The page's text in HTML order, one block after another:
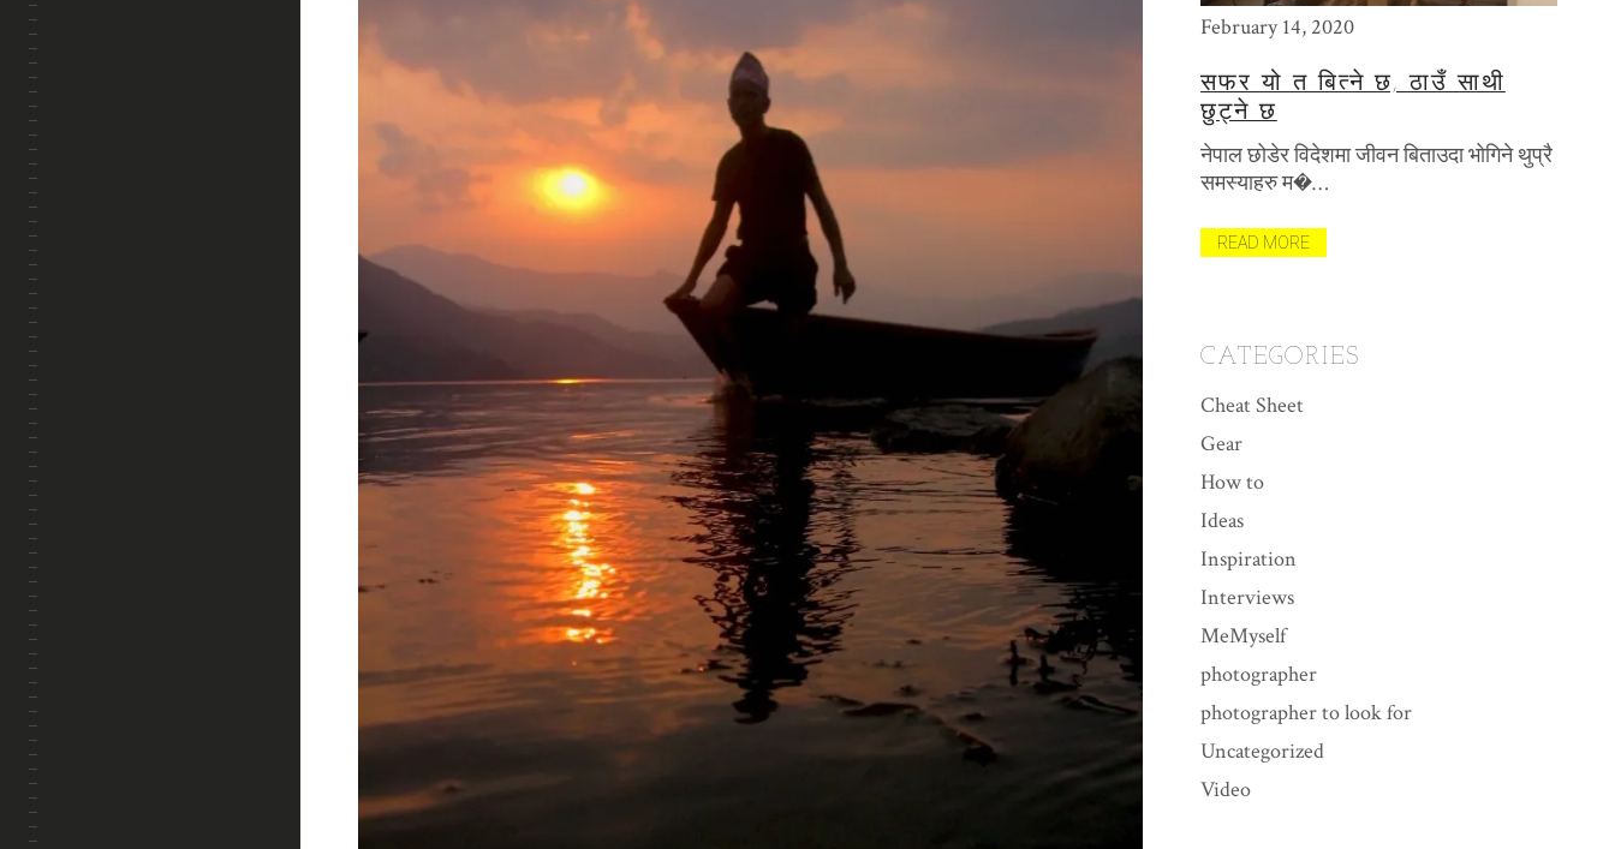
February 14, 2020
सफर यो त बित्ने छ, ठाउँ साथी
छुट्ने छ
नेपाल छोडेर विदेशमा जीवन बिताउदा भोगिने थुप्रै
समस्याहरु म�…
READ MORE
February 1, 2017
जम्काभेट
चलिरहेको थियो। हावास�…
CATEGORIES
Cheat Sheet
Gear
How to
Ideas
Inspiration
Interviews
MeMyself
photographer
photographer to look for
Uncategorized
Video